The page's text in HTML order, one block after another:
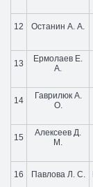
12 Останин А. А.
13
Ермолаев Е.
А.
14
Гаврилюк А.
О.
15
Алексеев Д.
М.
16 Павлова Л. С.